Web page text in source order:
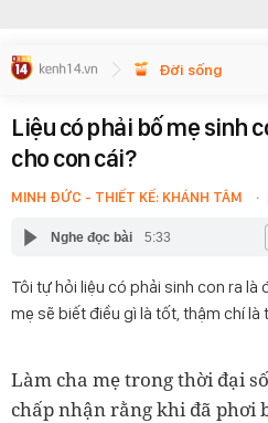
Đời sống
Liệu có phải bố mẹ sinh
cho con cái?
MINH ĐỨC - THIẾT KẾ: KHÁNH TÂM
Nghe đọc bài 5:33
Tôi tự hỏi liệu có phải sinh con ra
mẹ sẽ biết điều gì là tốt, thậm chí
Làm cha mẹ trong thời đại
chấp nhận rằng khi đã phơi